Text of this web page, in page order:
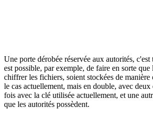
Une porte dérobée réservée aux autorités,
est possible, par exemple, de faire en sorte
chiffrer les fichiers, soient stockées de
le cas actuellement, mais en double, avec
fois avec la clé utilisée actuellement, et une
que les autorités possèdent.